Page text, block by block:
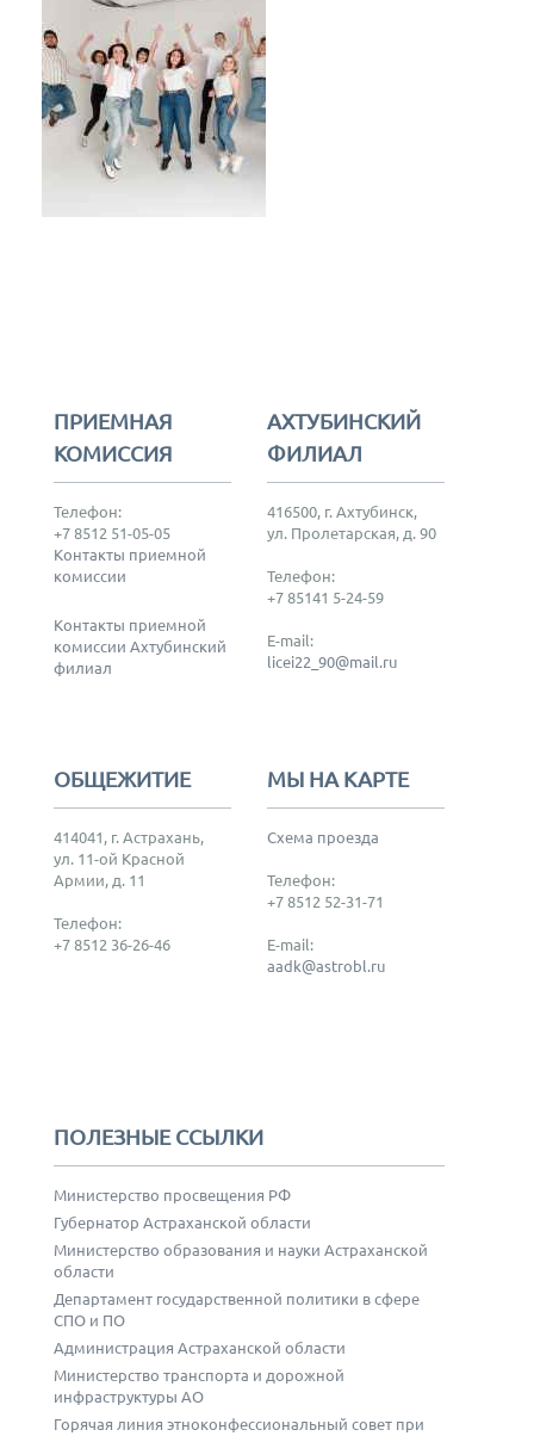
ПРИЕМНАЯ
КОМИССИЯ
Телефон:
+7 8512 51-05-05
Контакты приемной
комиссии
Контакты приемной
комиссии Ахтубинский
филиал
АХТУБИНСКИЙ
ФИЛИАЛ
416500, г. Ахтубинск,
ул. Пролетарская, д. 90
Телефон:
+7 85141 5-24-59
E-mail:
licei22_90@mail.ru
ОБЩЕЖИТИЕ
414041, г. Астрахань,
ул. 11-ой Красной
Армии, д. 11
Телефон:
+7 8512 36-26-46
МЫ НА КАРТЕ
Схема проезда
Телефон:
+7 8512 52-31-71
E-mail:
aadk@astrobl.ru
ПОЛЕЗНЫЕ ССЫЛКИ
Министерство просвещения РФ
Губернатор Астраханской области
Министерство образования и науки Астраханской
области
Департамент государственной политики в сфере
СПО и ПО
Администрация Астраханской области
Министерство транспорта и дорожной
инфраструктуры АО
Горячая линия этноконфессиональный совет при